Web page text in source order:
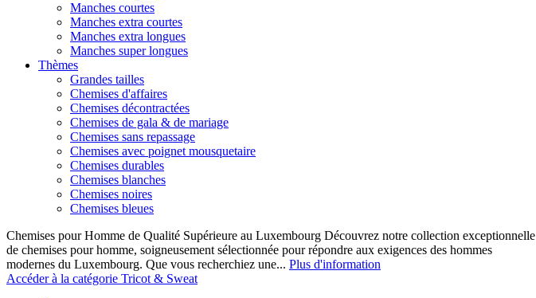
Manches courtes
Manches extra courtes
Manches extra longues
Manches super longues
Thèmes
Grandes tailles
Chemises d'affaires
Chemises décontractées
Chemises de gala & de mariage
Chemises sans repassage
Chemises avec poignet mousquetaire
Chemises durables
Chemises blanches
Chemises noires
Chemises bleues
Chemises pour Homme de Qualité Supérieure au Luxembourg Découvrez notre collection exceptionnelle
de chemises pour homme, soigneusement sélectionnée pour répondre aux exigences des hommes
modernes du Luxembourg. Que vous recherchiez une... Plus d'information
Accéder à la catégorie Tricot & Sweat